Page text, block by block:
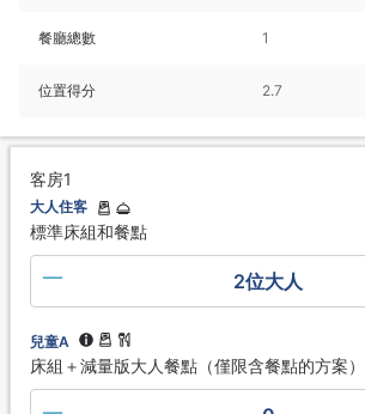
餐廳總數 1
位置得分 2.7
客房1
大人住客
標準床組和餐點
2位大人
兒童A
床組＋減量版大人餐點（僅限含餐點的方案）